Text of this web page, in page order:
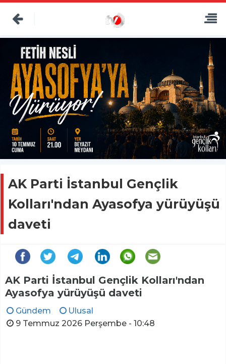
AK Parti İstanbul Gençlik
Kolları'ndan Ayasofya yürüyüşü
daveti
AK Parti İstanbul Gençlik Kolları'ndan
Ayasofya yürüyüşü daveti
Gündem
Ulusal
9 Temmuz 2026 Perşembe - 10:48